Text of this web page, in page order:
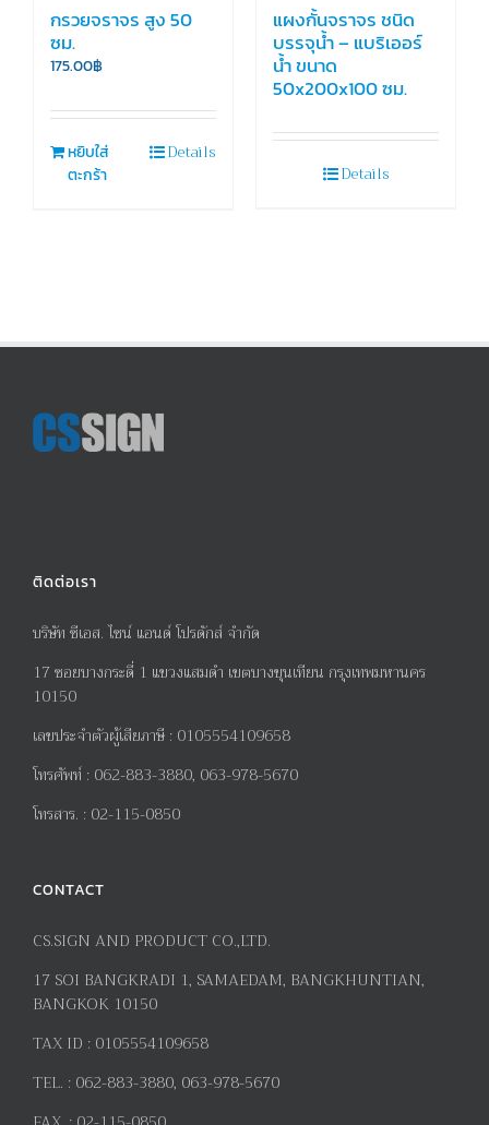
กรวยจราจร สูง 50
ซม.
175.00฿
หยิบใส่
ตะกร้า
Details
แผงกั้นจราจร ชนิด
บรรจุน้ำ – แบริเออร์
น้ำ ขนาด
50x200x100 ซม.
Details
ติดต่อเรา
บริษัท ซีเอส. ไซน์ แอนด์ โปรดักส์ จำกัด
17ซอยบางกระดี่ 1 แขวงแสมดำ เขตบางขุนเทียน กรุงเทพมหานคร
10150
เลขประจำตัวผู้เสียภาษี : 0105554109658
โทรศัพท์ : 062-883-3880, 063-978-5670
โทรสาร. : 02-115-0850
CONTACT
CS.SIGN AND PRODUCT CO.,LTD.
17 SOI BANGKRADI 1, SAMAEDAM, BANGKHUNTIAN,
BANGKOK 10150
TAX ID : 0105554109658
TEL. : 062-883-3880, 063-978-5670